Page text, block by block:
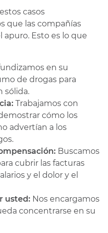
casos
que las compañías
apuro. Esto es lo que
en su
de drogas para
sólida.
Trabajamos con
cómo los
advertían a los
Buscamos
cubrir las facturas
y el dolor y el
usted: Nos encargamos
concentrarse en su